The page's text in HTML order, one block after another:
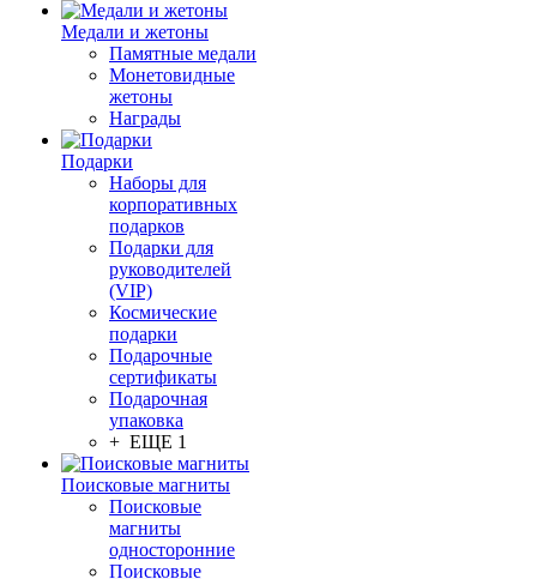
Медали и жетоны
Памятные медали
Монетовидные
жетоны
Награды
Подарки
Наборы для
корпоративных
подарков
Подарки для
руководителей
(VIP)
Космические
подарки
Подарочные
сертификаты
Подарочная
упаковка
+ ЕЩЕ 1
Поисковые магниты
Поисковые
магниты
односторонние
Поисковые